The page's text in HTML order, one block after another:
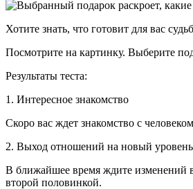
Хотите знать, что готовит для вас
Посмотрите на картинку. Выберите
Результаты теста:
1. Интересное знакомство
Скоро вас ждет знакомство с
2. Выход отношений на новый уровень
В ближайшее время ждите изменений
второй половинкой.